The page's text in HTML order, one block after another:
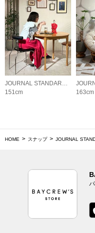
151cm
163cm
HOME スナップ JOURNAL